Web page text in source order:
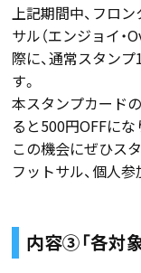
上記期間中、フロ
サル（エンジョイ・
際に、通常スタン
す。
本スタンプカード
ると500円OFFにな
この機会にぜひス
フットサル、個人
内容③「各対